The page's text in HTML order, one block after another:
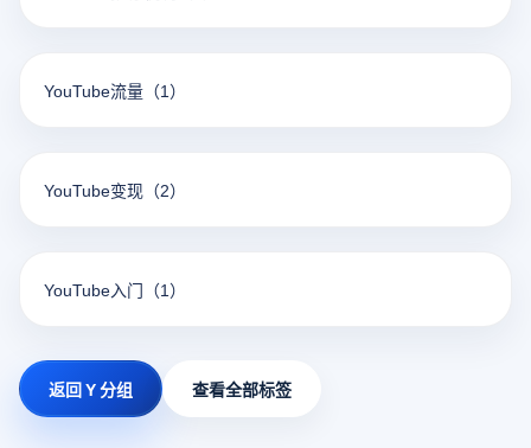
YouTube流量 （1）
YouTube变现 （2）
YouTube入门 （1）
返回 Y 分组 查看全部标签